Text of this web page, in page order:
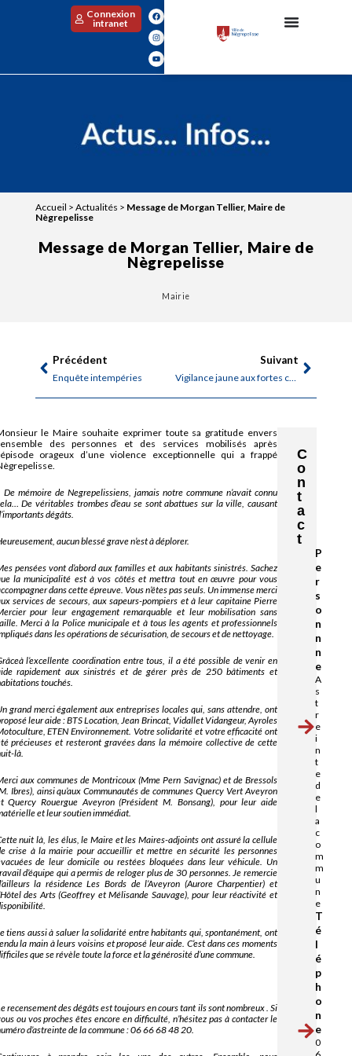
Connexion
intranet
Accueil > Actualités > Message de Morgan Tellier, Maire de
Nègrepelisse
Message de Morgan Tellier, Maire de
Nègrepelisse
Mairie
Précédent
Enquête intempéries
Suivant
Vigilance jaune aux fortes chaleurs
C
o
n
t
a
c
t
P
e
r
s
o
n
n
n
e
A
s
t
r
e
i
n
t
e
d
e
l
a
c
o
m
m
u
n
e
T
é
l
é
p
h
o
n
e
0
le Maire souhaite exprimer toute sa gratitude envers
des personnes et des services mobilisés après
orageux d’une violence exceptionnelle qui a frappé
De mémoire de Negrepelissiens, jamais notre commune n’avait connu
De véritables trombes d’eau se sont abattues sur la ville, causant
dégâts.
aucun blessé grave n’est à déplorer.
pensées vont d’abord aux familles et aux habitants sinistrés. Sachez
la municipalité est à vos côtés et mettra tout en œuvre pour vous
dans cette épreuve. Vous n’êtes pas seuls. Un immense merci
services de secours, aux sapeurs-pompiers et à leur capitaine Pierre
pour leur engagement remarquable et leur mobilisation sans
Merci à la Police municipale et à tous les agents et professionnels
dans les opérations de sécurisation, de secours et de nettoyage.
l’excellente coordination entre tous, il a été possible de venir en
rapidement aux sinistrés et de gérer près de 250 bâtiments et
touchés.
grand merci également aux entreprises locales qui, sans attendre, ont
leur aide : BTS Location, Jean Brincat, Vidallet Vidangeur, Ayroles
ETEN Environnement. Votre solidarité et votre efficacité ont
précieuses et resteront gravées dans la mémoire collective de cette
là.
aux communes de Montricoux (Mme Pern Savignac) et de Bressols
Ibres), ainsi qu’aux Communautés de communes Quercy Vert Aveyron
Quercy Rouergue Aveyron (Président M. Bonsang), pour leur aide
et leur soutien immédiat.
nuit là, les élus, le Maire et les Maires-adjoints ont assuré la cellule
crise à la mairie pour accueillir et mettre en sécurité les personnes
de leur domicile ou restées bloquées dans leur véhicule. Un
d’équipe qui a permis de reloger plus de 30 personnes. Je remercie
la résidence Les Bords de l’Aveyron (Aurore Charpentier) et
des Arts (Geoffrey et Mélisande Sauvage), pour leur réactivité et
tiens aussi à saluer la solidarité entre habitants qui, spontanément, ont
la main à leurs voisins et proposé leur aide. C’est dans ces moments
que se révèle toute la force et la générosité d’une commune.
recensement des dégâts est toujours en cours tant ils sont nombreux . Si
ou vos proches êtes encore en difficulté, n’hésitez pas à contacter le
d’astreinte de la commune : 06 66 68 48 20.